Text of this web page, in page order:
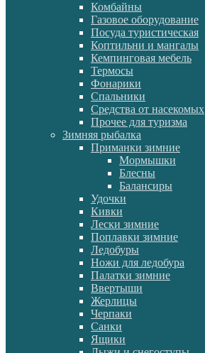
Комбайны
Газовое оборудование
Посуда туристическая
Коптильни и мангалы
Кемпинговая мебель
Термосы
Фонарики
Спальники
Средства от насекомых
Прочее для туризма
Зимняя рыбалка
Приманки зимние
Мормышки
Блесны
Балансиры
Удочки
Кивки
Лески зимние
Поплавки зимние
Ледобуры
Ножи для ледобура
Палатки зимние
Ввертыши
Жерлицы
Черпаки
Санки
Ящики